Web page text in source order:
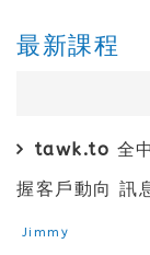
最新課程
tawk.to 全
握客戶動向 訊
Jimmy